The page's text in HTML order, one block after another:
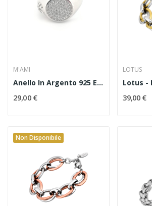
M'AMI
Anello In Argento 925 E Zirconi
29,00 €
LOTUS
39,00 €
Non Disponibile